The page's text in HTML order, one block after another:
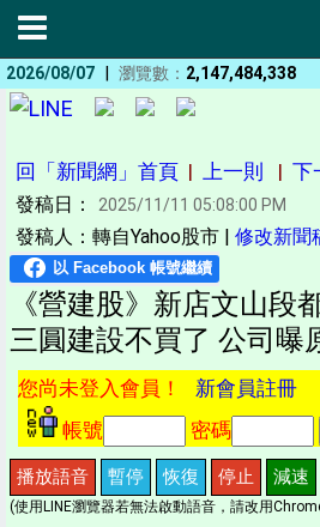
2026/08/07 | 瀏覽數： 2,147,484,338
回「新聞網」首頁 | 上一則 | 下
發稿日： 2025/11/11 05:08:00 PM
發稿人：轉自Yahoo股市 | 修改新聞
《營建股》新店文山段
三圓建設不買了 公司曝
您尚未登入會員！ 新會員註冊
帳號
密碼
播放語音 暫停 恢復 停止 減速
(使用LINE瀏覽器若無法啟動語音，請改用